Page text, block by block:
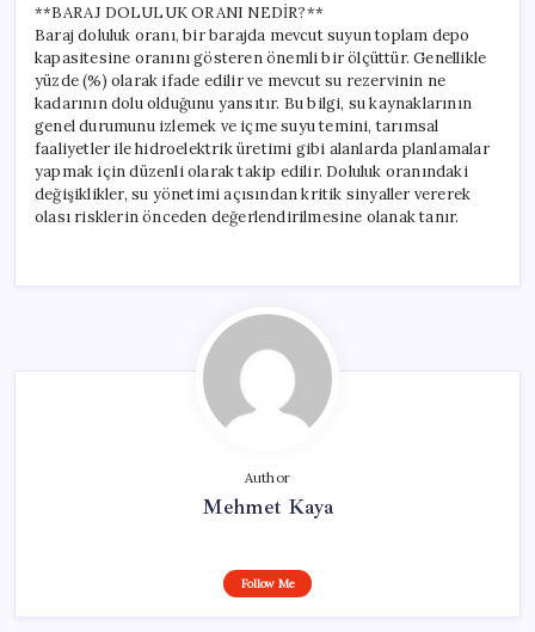
**BARAJ DOLULUK ORANI NEDİR?**
Baraj doluluk oranı, bir barajda mevcut suyun toplam depo
kapasitesine oranını gösteren önemli bir ölçüttür. Genellikle
yüzde (%) olarak ifade edilir ve mevcut su rezervinin ne
kadarının dolu olduğunu yansıtır. Bu bilgi, su kaynaklarının
genel durumunu izlemek ve içme suyu temini, tarımsal
faaliyetler ile hidroelektrik üretimi gibi alanlarda planlamalar
yapmak için düzenli olarak takip edilir. Doluluk oranındaki
değişiklikler, su yönetimi açısından kritik sinyaller vererek
olası risklerin önceden değerlendirilmesine olanak tanır.
Author
Mehmet Kaya
Follow Me